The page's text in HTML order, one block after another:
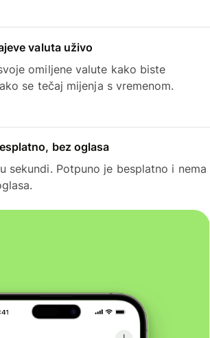
valuta uživo
omiljene valute kako biste
se tečaj mijenja s vremenom.
bez oglasa
sekundi. Potpuno je besplatno i nema